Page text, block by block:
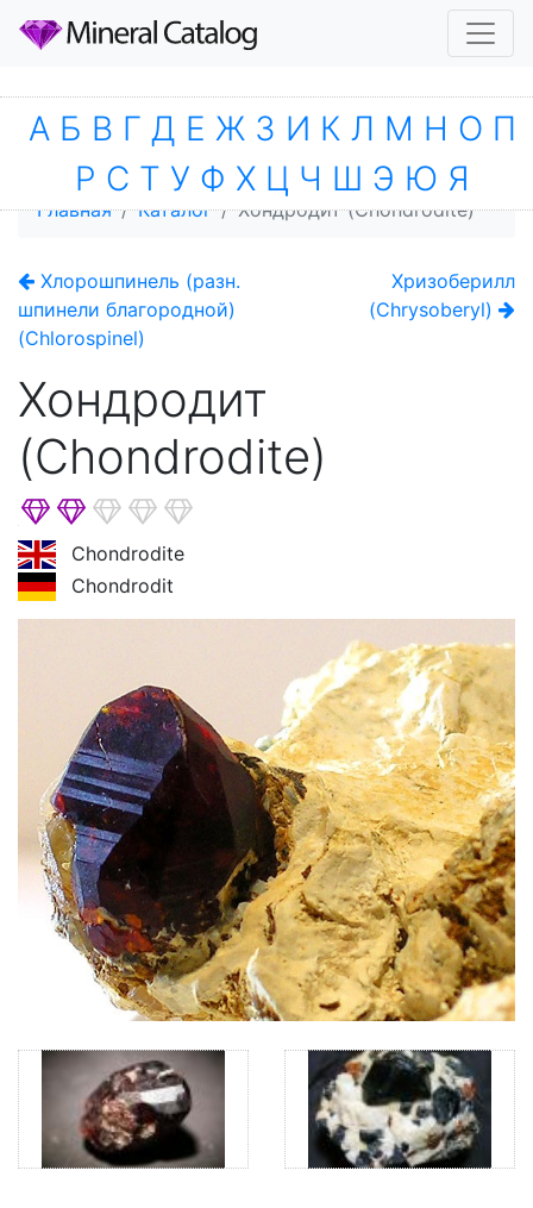
Главная Каталог Хондродит (Chondrodite)
Хлорошпинель (разн.
шпинели благородной)
(Chlorospinel)
Хризоберилл
(Chrysoberyl)
Хондродит
(Chondrodite)
Chondrodite
Chondrodit
А Б В Г Д Е Ж З И К Л М Н О П
Р С Т У Ф Х Ц Ч Ш Э Ю Я